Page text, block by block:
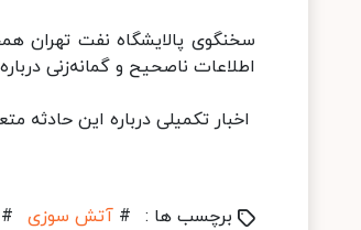
سخنگوی پالایشگاه نفت تهران
اطلاعات ناصحیح و گمانه‌زنی
اخبار تکمیلی درباره این حادثه
برچسب ها : # آتش سوزی #